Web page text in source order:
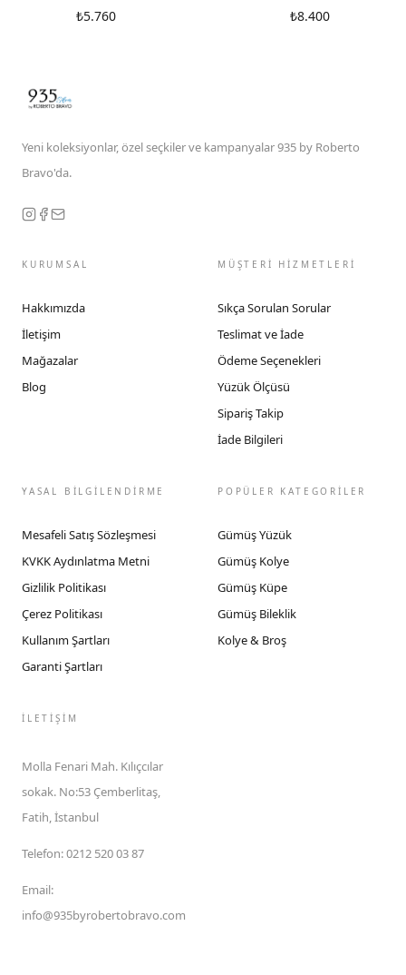
₺5.760 ₺8.400
Yeni koleksiyonlar, özel seçkiler ve kampanyalar 935 by Roberto
Bravo'da.
KURUMSAL
Hakkımızda
İletişim
Mağazalar
Blog
MÜŞTERİ HİZMETLERİ
Sıkça Sorulan Sorular
Teslimat ve İade
Ödeme Seçenekleri
Yüzük Ölçüsü
Sipariş Takip
İade Bilgileri
YASAL BİLGİLENDİRME
Mesafeli Satış Sözleşmesi
KVKK Aydınlatma Metni
Gizlilik Politikası
Çerez Politikası
Kullanım Şartları
Garanti Şartları
POPÜLER KATEGORİLER
Gümüş Yüzük
Gümüş Kolye
Gümüş Küpe
Gümüş Bileklik
Kolye & Broş
İLETIŞIM
Molla Fenari Mah. Kılıçcılar
sokak. No:53 Çemberlitaş,
Fatih, İstanbul
Telefon:0212 520 03 87
Email:
info@935byrobertobravo.com